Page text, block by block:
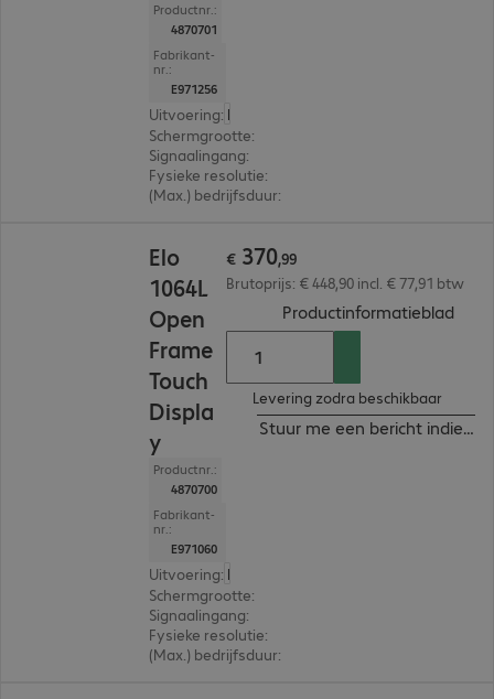
Productnr.:
4870701
Fabrikant-
nr.:
E971256
Uitvoering: Europa
Schermgrootte:
Signaalingang:
Fysieke resolutie:
(Max.) bedrijfsduur:
Elo
1064L
Open
Frame
Touch
Displa
y
Productnr.:
4870700
Fabrikant-
nr.:
E971060
Uitvoering: Europa
Schermgrootte:
Signaalingang:
Fysieke resolutie:
(Max.) bedrijfsduur:
€ 370,99
Brutoprijs: € 448,90 incl. € 77,91 btw
Productinformatieblad
Levering zodra beschikbaar
Stuur me een bericht indien